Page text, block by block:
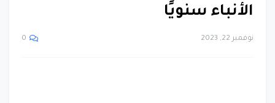
الأنباء سنويًا
نوفمبر 22, 2023 0